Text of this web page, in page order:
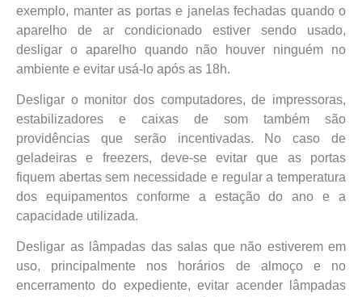
exemplo, manter as portas e janelas fechadas quando o
aparelho de ar condicionado estiver sendo usado,
desligar o aparelho quando não houver ninguém no
ambiente e evitar usá-lo após as 18h.
Desligar o monitor dos computadores, de impressoras,
estabilizadores e caixas de som também são
providências que serão incentivadas. No caso de
geladeiras e freezers, deve-se evitar que as portas
fiquem abertas sem necessidade e regular a temperatura
dos equipamentos conforme a estação do ano e a
capacidade utilizada.
Desligar as lâmpadas das salas que não estiverem em
uso, principalmente nos horários de almoço e no
encerramento do expediente, evitar acender lâmpadas